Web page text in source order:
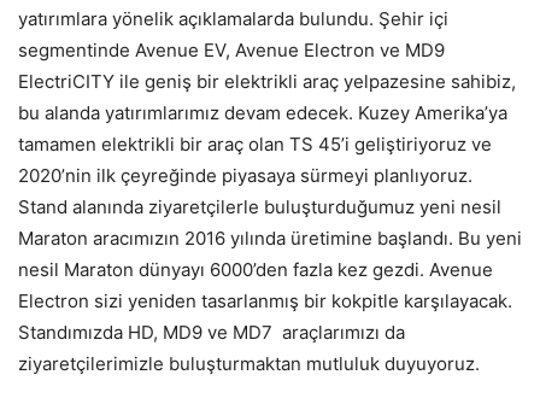
yatırımlara yönelik açıklamalarda bulundu. Şehir içi
segmentinde Avenue EV, Avenue Electron ve MD9
ElectriCITY ile geniş bir elektrikli araç yelpazesine sahibiz,
bu alanda yatırımlarımız devam edecek. Kuzey Amerika’ya
tamamen elektrikli bir araç olan TS 45’i geliştiriyoruz ve
2020’nin ilk çeyreğinde piyasaya sürmeyi planlıyoruz.
Stand alanında ziyaretçilerle buluşturduğumuz yeni nesil
Maraton aracımızın 2016 yılında üretimine başlandı. Bu yeni
nesil Maraton dünyayı 6000’den fazla kez gezdi. Avenue
Electron sizi yeniden tasarlanmış bir kokpitle karşılayacak.
Standımızda HD, MD9 ve MD7 araçlarımızı da
ziyaretçilerimizle buluşturmaktan mutluluk duyuyoruz.